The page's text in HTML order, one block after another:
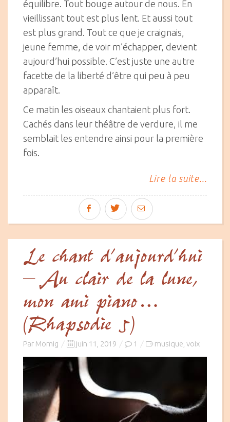
équilibre. Tout bouge autour de nous. En
vieillissant tout est plus lent. Et aussi tout
est plus grand. Tout ce que je craignais,
jeune femme, de voir m’échapper, devient
aujourd’hui possible. C’est juste une autre
facette de la liberté d’être qui peu à peu
apparaît.
Ce matin les oiseaux chantaient plus fort.
Cachés dans leur théâtre de verdure, il me
semblait les entendre ainsi pour la première
fois.
Lire la suite...
Le chant d’aujourd’hui
– Au clair de la lune,
mon ami piano…
(Rhapsodie 5)
Par Momig
Posted
on
juin 11, 2019 1 musique voix